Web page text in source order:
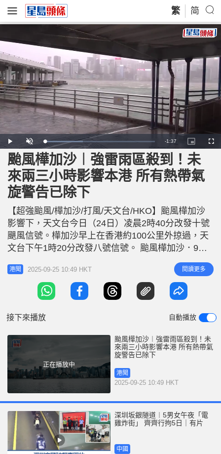
繁 简
P
l
a
y
U
n
m
u
t
e
L
o
a
d
e
3
7
4
R
e
m
n
n
-1:37
P
i
c
t
u
e
-
i
c
t
r
F
u
颱風樺加沙︱強雷雨區殺到！未
來兩三小時影響本港 所有熱帶氣
旋警告已除下
【超強颱風/樺加沙/打風/天文台/HKO】颱風樺加沙
影響下，天文台今日（24日）凌晨2時40分改發十號
颶風信號。樺加沙早上在香港約100公里外掠過，天
文台下午1時20分改發八號信號。 颱風樺加沙．9月
25日最新資訊 【13:05】天文台預料本港吹偏東強
風。在戶外工作及活動人士，請特別小心強勁陣風的
吹襲。 【11:21】天文台預料本港吹偏東強風。市民
應提防海面大浪可能帶來的危險。 【11:20】天文
港聞 2025-09-25 10:49 HKT 閱讀更多
接下來播放 自動播放
正在播放中
颱風樺加沙︱強雷雨區殺到！未
來兩三小時影響本港 所有熱帶氣
旋警告已除下
港聞
2025-09-25 10:49 HKT
深圳坂銀隧道︱5男女午夜「電
雞炸街」 齊齊行拘5日｜有片
中國